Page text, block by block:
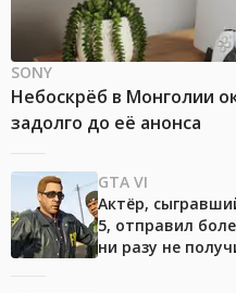
SONY
Небоскрёб в Монголии
задолго до её анонса
GTA VI
Актёр,
5, отправил
ни разу не